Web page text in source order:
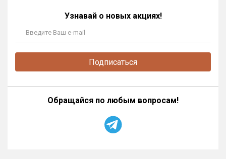
Узнавай о новых акциях!
Подписаться
Обращайся по любым вопросам!